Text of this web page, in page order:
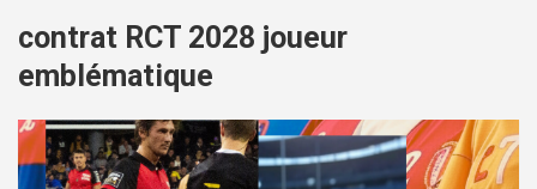
contrat RCT 2028 joueur
emblématique